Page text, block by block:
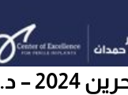
سعر دعامة الذكر في مصر والسعودية والاردن والبحرين 2024 – د.